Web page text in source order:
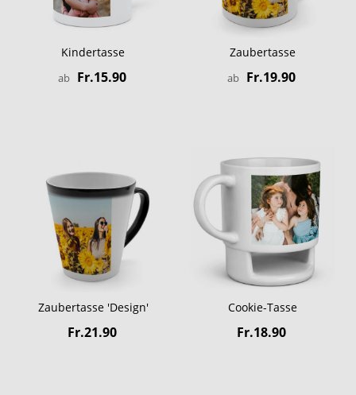
Kindertasse
ab Fr.15.90
Zaubertasse
ab Fr.19.90
Zaubertasse 'Design'
Fr.21.90
Cookie-Tasse
Fr.18.90